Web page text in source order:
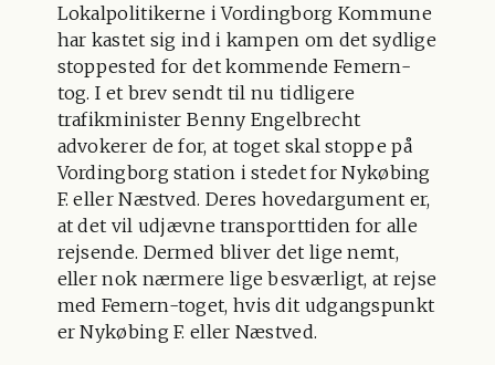
Lokalpolitikerne i Vordingborg Kommune
har kastet sig ind i kampen om det sydlige
stoppested for det kommende Femern-
tog. I et brev sendt til nu tidligere
trafikminister Benny Engelbrecht
advokerer de for, at toget skal stoppe på
Vordingborg station i stedet for Nykøbing
F. eller Næstved. Deres hovedargument er,
at det vil udjævne transporttiden for alle
rejsende. Dermed bliver det lige nemt,
eller nok nærmere lige besværligt, at rejse
med Femern-toget, hvis dit udgangspunkt
er Nykøbing F. eller Næstved.